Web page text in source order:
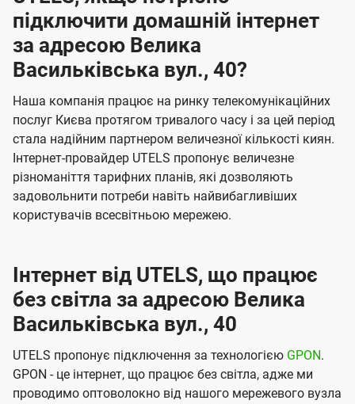
підключити домашній інтернет
за адресою Велика
Васильківська вул., 40?
Наша компанія працює на ринку телекомунікаційних
послуг Києва протягом тривалого часу і за цей період
стала надійним партнером величезної кількості киян.
Інтернет-провайдер UTELS пропонує величезне
різноманіття тарифних планів, які дозволяють
задовольнити потреби навіть найвибагливіших
користувачів всесвітньою мережею.
Інтернет від UTELS, що працює
без світла за адресою Велика
Васильківська вул., 40
UTELS пропонує підключення за технологією GPON.
GPON - це інтернет, що працює без світла, адже ми
проводимо оптоволокно від нашого мережевого вузла